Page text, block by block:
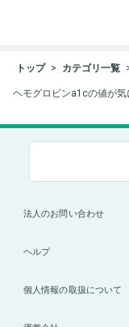
トップ カテゴリ一覧
ヘモグロビンa1cの値が気
法人のお問い合わせ
ヘルプ
個人情報の取扱について